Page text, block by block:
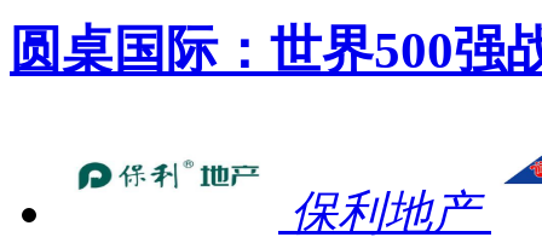
圆桌国际：世界500强
保利地产